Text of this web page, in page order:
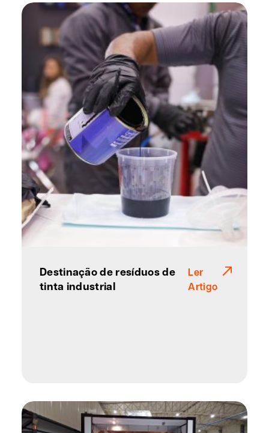
Destinação de resíduos de
tinta industrial
Ler
Artigo